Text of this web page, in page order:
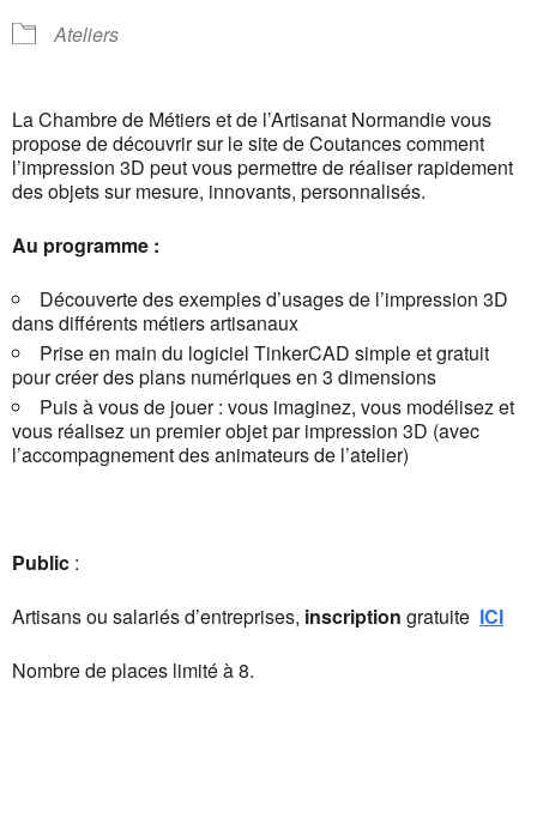
Ateliers
La Chambre de Métiers et de l’Artisanat Normandie vous
propose de découvrir sur le site de Coutances comment
l’impression 3D peut vous permettre de réaliser rapidement
des objets sur mesure, innovants, personnalisés.
Au programme :
Découverte des exemples d’usages de l’impression 3D
dans différents métiers artisanaux
Prise en main du logiciel TinkerCAD simple et gratuit
pour créer des plans numériques en 3 dimensions
Puis à vous de jouer : vous imaginez, vous modélisez et
vous réalisez un premier objet par impression 3D (avec
l’accompagnement des animateurs de l’atelier)
Public :
Artisans ou salariés d’entreprises, inscription gratuite ICI
Nombre de places limité à 8.